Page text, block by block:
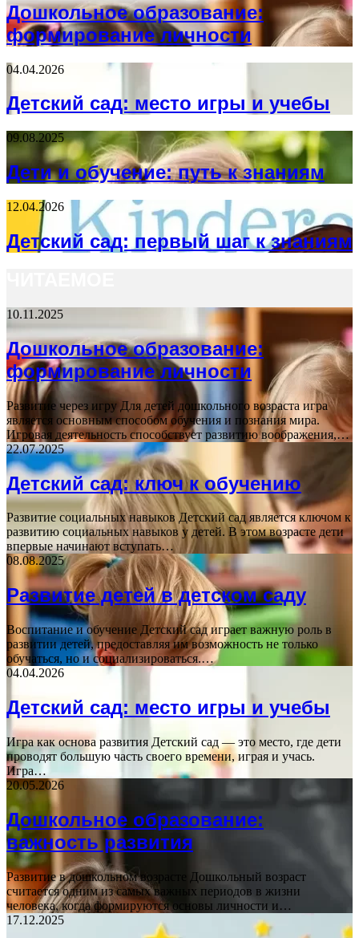
Дошкольное образование:
формирование личности
04.04.2026
Детский сад: место игры и учебы
09.08.2025
Дети и обучение: путь к знаниям
12.04.2026
Детский сад: первый шаг к знаниям
10.11.2025
Дошкольное образование:
формирование личности
Развитие через игру Для детей дошкольного возраста игра
является основным способом обучения и познания мира.
Игровая деятельность способствует развитию воображения,…
22.07.2025
Детский сад: ключ к обучению
Развитие социальных навыков Детский сад является ключом к
развитию социальных навыков у детей. В этом возрасте дети
впервые начинают вступать…
08.08.2025
Развитие детей в детском саду
Воспитание и обучение Детский сад играет важную роль в
развитии детей, предоставляя им возможность не только
обучаться, но и социализироваться.…
04.04.2026
Детский сад: место игры и учебы
Игра как основа развития Детский сад — это место, где дети
проводят большую часть своего времени, играя и учась.
Игра…
20.05.2026
Дошкольное образование:
важность развития
Развитие в дошкольном возрасте Дошкольный возраст
считается одним из самых важных периодов в жизни
человека, когда формируются основы личности и…
17.12.2025